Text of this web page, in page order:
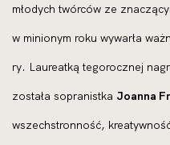
mło­dych twór­ców ze
w minio­nym roku wywar­ła
ry. Laureatką tego­rocz­nej
zosta­ła sopra­nist­ka Joanna
wszech­stron­ność,